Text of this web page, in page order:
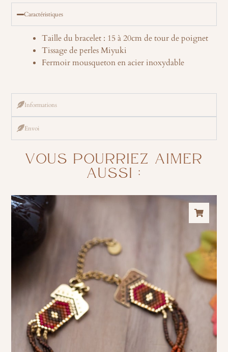
Caractéristiques
Taille du bracelet : 15 à 20cm de tour de poignet
Tissage de perles Miyuki
Fermoir mousqueton en acier inoxydable
Informations
Envoi
VOUS POURRIEZ AIMER
AUSSI :